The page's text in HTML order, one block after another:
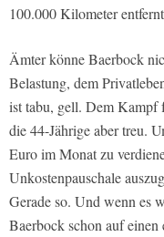
100.000 Kilometer
Ämter könne Baerbock
Belastung, dem
ist tabu, gell. Dem Kampf
die 44-Jährige aber treu.
Euro im Monat zu
Unkostenpauschale
Gerade so. Und wenn es
Baerbock schon auf einen